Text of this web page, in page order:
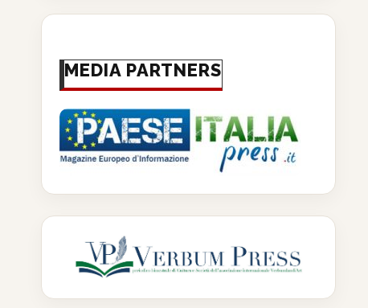
MEDIA PARTNERS